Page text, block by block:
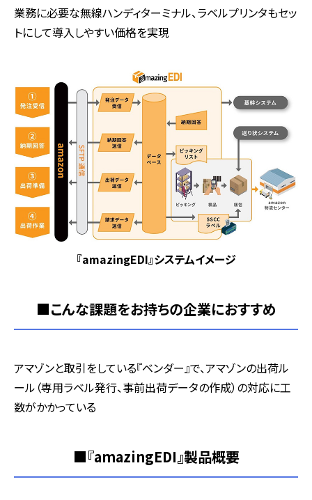
業務に必要な無線ハンディターミナル、ラベルプリンタもセッ
トにして導入しやすい価格を実現
『amazingEDI』システムイメージ
■こんな課題をお持ちの企業におすすめ
アマゾンと取引をしている『ベンダー』で、アマゾンの出荷ル
ール（専用ラベル発行、事前出荷データの作成）の対応に工
数がかかっている
■『amazingEDI』製品概要